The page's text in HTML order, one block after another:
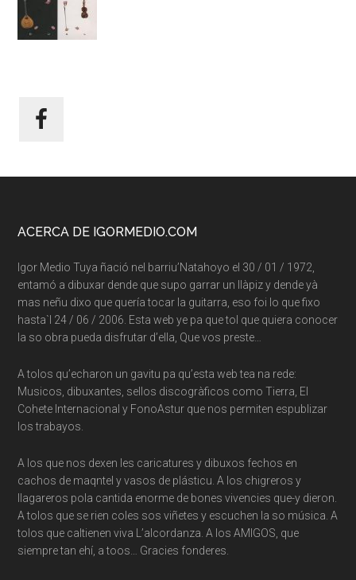
Footer
ACERCA DE IGORMEDIO.COM
Igor Medio Tuya ñació nel barriu’Natahoyo el 30 / 01 / 1972,
entamó a dibuxar dende que supo garrar un llàpiz y dende yà
mas neñu dixo que quería tocar la guitarra, eso foi lo que fixo
hasta`l 24 / 06 / 2006. Esta web ye pa que tol que quiera conocer
la so obra pueda disfrutar d’ella, Que vos preste…
A tolos qu’echaron un gavitu pa qu’esta web tea na rede:
Musicos, dibuxantes, sellos discogràficos como Tierra, El
Cohete Internacional y FonoAstur que nos permiten espublizar
los trabayos.
A los que nos dexen les caricatures y dibuxos fechos en
cachos de maqntel y vasos de plásticu. A los chigreros y
llagareros pola cantida enorme de bones vivencies que-y dieron.
A tolos que se rien coles sos viñetes y escuchen la so música. A
tolos que caltienen viva L’alcordanza. A los AMIGOS, que
siempre tan ehí, a toos… Gracies fonderes.